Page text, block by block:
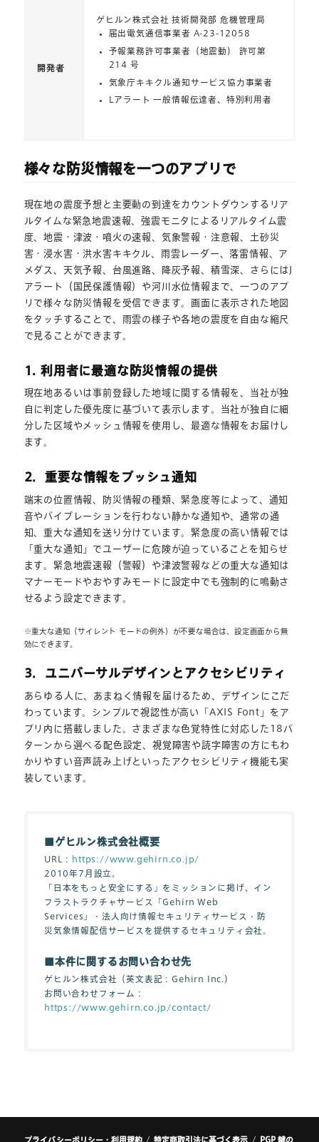
開発者
ゲヒルン株式会社 技術開発部 危機管理局
届出電気通信事業者 A-23-12058
予報業務許可事業者（地震動） 許可第
214 号
気象庁キキクル通知サービス協力事業者
Lアラート 一般情報伝達者、特別利用者
様々な防災情報を一つのアプリで
現在地の震度予想と主要動の到達をカウントダウンするリア
ルタイムな緊急地震速報、強震モニタによるリアルタイム震
度、地震・津波・噴火の速報、気象警報・注意報、土砂災
害・浸水害・洪水害キキクル、雨雲レーダー、落雷情報、ア
メダス、天気予報、台風進路、降灰予報、積雪深、さらにはJ
アラート（国民保護情報）や河川水位情報まで、一つのアプ
リで様々な防災情報を受信できます。画面に表示された地図
をタッチすることで、雨雲の様子や各地の震度を自由な縮尺
で見ることができます。
1. 利用者に最適な防災情報の提供
現在地あるいは事前登録した地域に関する情報を、当社が独
自に判定した優先度に基づいて表示します。当社が独自に細
分した区域やメッシュ情報を使用し、最適な情報をお届けし
ます。
2．重要な情報をプッシュ通知
端末の位置情報、防災情報の種類、緊急度等によって、通知
音やバイブレーションを行わない静かな通知や、通常の通
知、重大な通知を送り分けています。緊急度の高い情報では
「重大な通知」でユーザーに危険が迫っていることを知らせ
ます。緊急地震速報（警報）や津波警報などの重大な通知は
マナーモードやおやすみモードに設定中でも強制的に鳴動さ
せるよう設定できます。
※重大な通知（サイレント モードの例外）が不要な場合は、設定画面から無
効にできます。
3．ユニバーサルデザインとアクセシビリティ
あらゆる人に、あまねく情報を届けるため、デザインにこだ
わっています。シンプルで視認性が高い「AXIS Font」をア
プリ内に搭載しました。さまざまな色覚特性に対応した18パ
ターンから選べる配色設定、視覚障害や読字障害の方にもわ
かりやすい音声読み上げといったアクセシビリティ機能も実
装しています。
■ゲヒルン株式会社概要
URL：
https://www.gehirn.co.jp/
2010年7月設立。
「日本をもっと安全にする」をミッションに掲げ、イン
フラストラクチャサービス「Gehirn Web
Services」・法人向け情報セキュリティサービス・防
災気象情報配信サービスを提供するセキュリティ会社。
■本件に関するお問い合わせ先
ゲヒルン株式会社（英文表記：Gehirn Inc.）
お問い合わせフォーム：
https://www.gehirn.co.jp/contact/
プライバシーポリシー・利用規約 特定商取引法に基づく表示 PGP 鍵の